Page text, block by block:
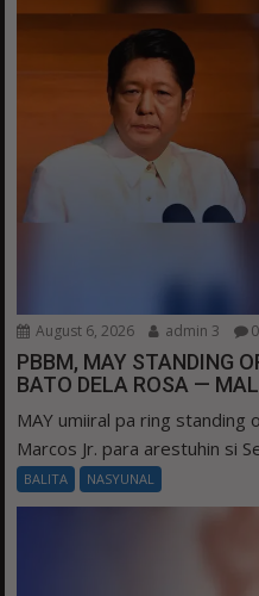
August 6, 2026 admin 3 0
PBBM, MAY STANDING
BATO DELA ROSA —
MAY umiiral pa ring standing
Marcos Jr. para arestuhin si
BALITA NASYUNAL